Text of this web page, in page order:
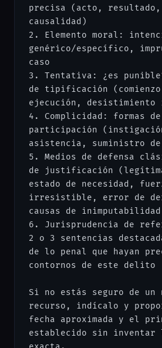
precisa (acto, resultado,
causalidad)
2. Elemento moral:
genérico/específico,
caso
3. Tentativa: ¿es
de tipificación (comienzo
ejecución, desistimiento
4. Complicidad: formas de
participación
asistencia, suministro de
5. Medios de defensa
de justificación
estado de necesidad,
irresistible, error de
causas de inimputabilidad
6. Jurisprudencia de
2 o 3 sentencias
de lo penal que hayan
contornos de este delito
Si no estás seguro de un
recurso, indícalo y
fecha aproximada y el
establecido sin inventar